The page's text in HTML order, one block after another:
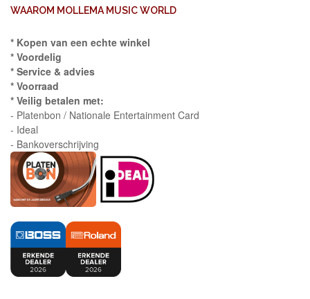
WAAROM MOLLEMA MUSIC WORLD
* Kopen van een echte winkel
* Voordelig
* Service & advies
* Voorraad
* Veilig betalen met:
- Platenbon / Nationale Entertainment Card
- Ideal
- Bankoverschrijving